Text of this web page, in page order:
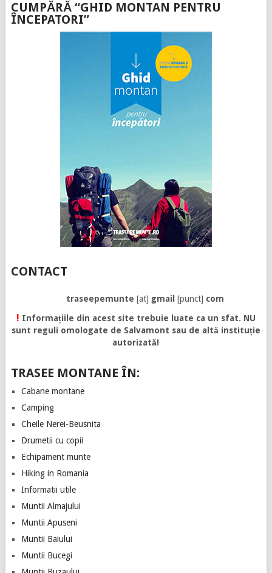
CUMPĂRĂ “GHID MONTAN PENTRU
ÎNCEPATORI”
CONTACT
traseepemunte [at] gmail [punct] com
! Informațiile din acest site trebuie luate ca un sfat. NU
sunt reguli omologate de Salvamont sau de altă instituție
autorizată!
TRASEE MONTANE ÎN:
Cabane montane
Camping
Cheile Nerei-Beusnita
Drumetii cu copii
Echipament munte
Hiking in Romania
Informatii utile
Muntii Almajului
Muntii Apuseni
Muntii Baiului
Muntii Bucegi